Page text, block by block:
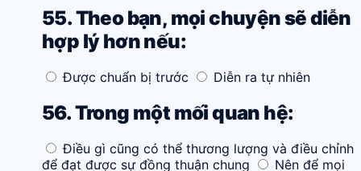
55. Theo bạn, mọi chuyện sẽ diễn
hợp lý hơn nếu:
Được chuẩn bị trước Diễn ra tự nhiên
56. Trong một mối quan hệ:
Điều gì cũng có thể thương lượng và điều chỉnh
để đạt được sự đồng thuận chung
Nên để mọi